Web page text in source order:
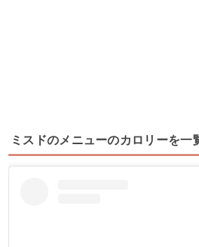
ミスドのメニューのカロリーを一